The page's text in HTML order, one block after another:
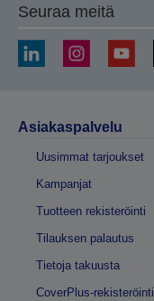
Seuraa meitä
Asiakaspalvelu
Uusimmat tarjoukset
Kampanjat
Tuotteen rekisteröinti
Tilauksen palautus
Tietoja takuusta
CoverPlus-rekisteröinti